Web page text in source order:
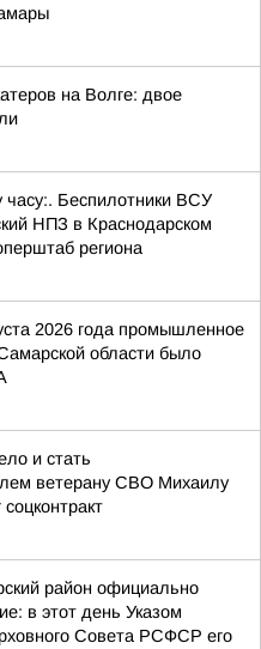
на Волге: двое
часу:. Беспилотники ВСУ
НПЗ в Краснодарском
региона
2026 года промышленное
области было
и стать
ветерану СВО Михаилу
район официально
в этот день Указом
Совета РСФСР его